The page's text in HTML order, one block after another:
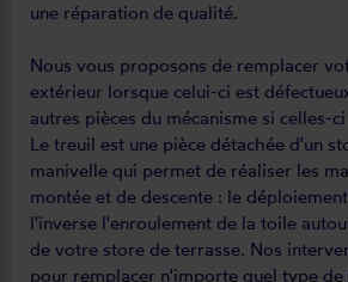
une réparation de qualité.
Nous vous proposons de remplacer
extérieur lorsque celui-ci est
autres pièces du mécanisme si celles-
Le treuil est une pièce détachée d'un
manivelle qui permet de réaliser les
montée et de descente : le
l'inverse l'enroulement de la toile
de votre store de terrasse. Nos
pour remplacer n'importe quel type